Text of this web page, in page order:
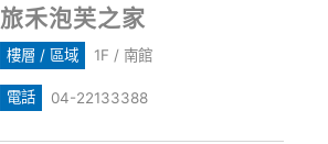
旅禾泡芙之家
樓層 / 區域 1F / 南館
電話 04-22133388